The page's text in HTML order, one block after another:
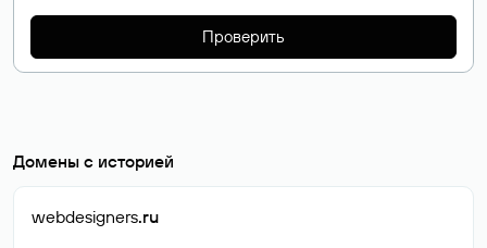
Проверить
Домены с историей
webdesigners.ru